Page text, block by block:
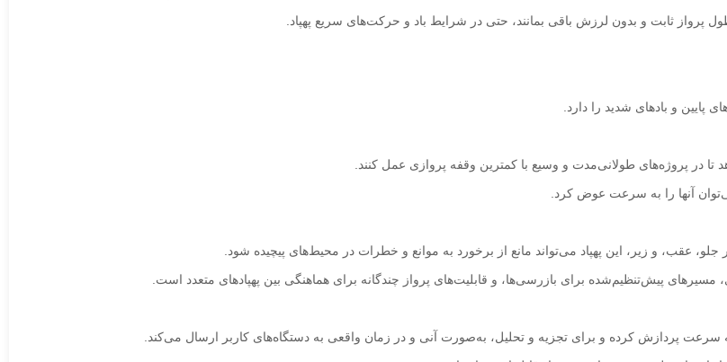
ثابت و بدون لرزش باقی بمانند، حتی در شرایط باد و حرکت‌های سریع پهپاد.
پایین و بادهای شدید را دارد.
تا در پروژه‌های طولانی‌مدت و وسیع با کمترین وقفه پروازی عمل کنند.
آنها را به سرعت عوض کرد.
عقب، و زیر، این پهپاد می‌تواند مانع از برخورد به موانع و خطرات در محیط‌های پیچیده شود.
پیش‌تنظیم‌شده برای بازرسی‌ها، و قابلیت‌های پرواز چندگانه برای هماهنگی بین پهپادهای متعدد است.
سرعت پردازش کرده و برای تجزیه و تحلیل، به‌صورت آنی و در زمان واقعی به دستگاه‌های کاربر ارسال می‌کند.